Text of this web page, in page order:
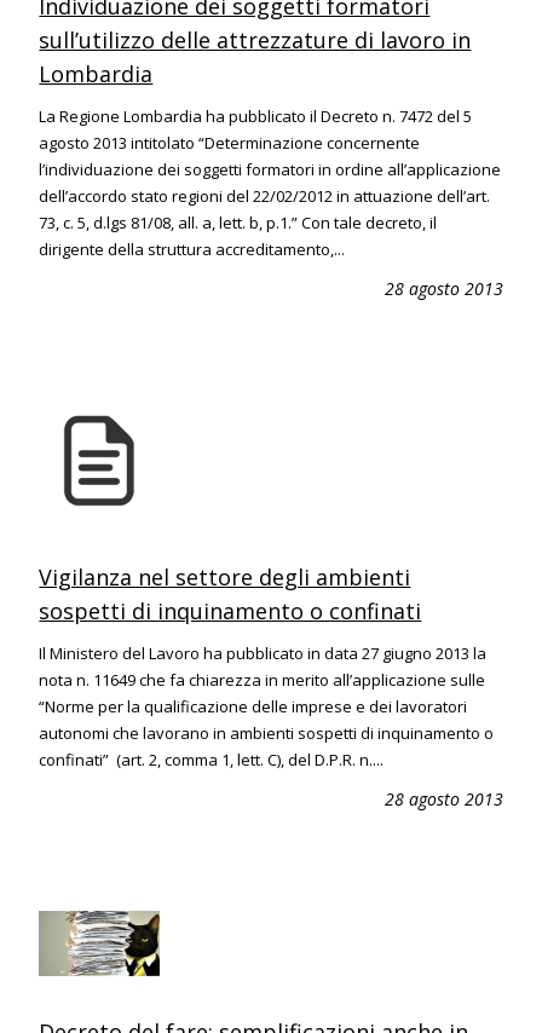
Individuazione dei soggetti formatori
sull’utilizzo delle attrezzature di lavoro in
Lombardia
La Regione Lombardia ha pubblicato il Decreto n. 7472 del 5
agosto 2013 intitolato “Determinazione concernente
l’individuazione dei soggetti formatori in ordine all’applicazione
dell’accordo stato regioni del 22/02/2012 in attuazione dell’art.
73, c. 5, d.lgs 81/08, all. a, lett. b, p.1.” Con tale decreto, il
dirigente della struttura accreditamento,...
28 agosto 2013
Vigilanza nel settore degli ambienti
sospetti di inquinamento o confinati
Il Ministero del Lavoro ha pubblicato in data 27 giugno 2013 la
nota n. 11649 che fa chiarezza in merito all’applicazione sulle
“Norme per la qualificazione delle imprese e dei lavoratori
autonomi che lavorano in ambienti sospetti di inquinamento o
confinati” (art. 2, comma 1, lett. C), del D.P.R. n....
28 agosto 2013